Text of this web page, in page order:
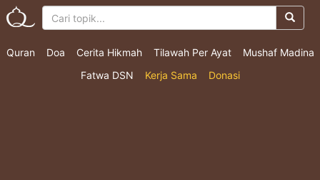
Quran Doa Cerita Hikmah Tilawah Per Ayat
Mushaf Madina
Fatwa DSN
Kerja Sama Donasi